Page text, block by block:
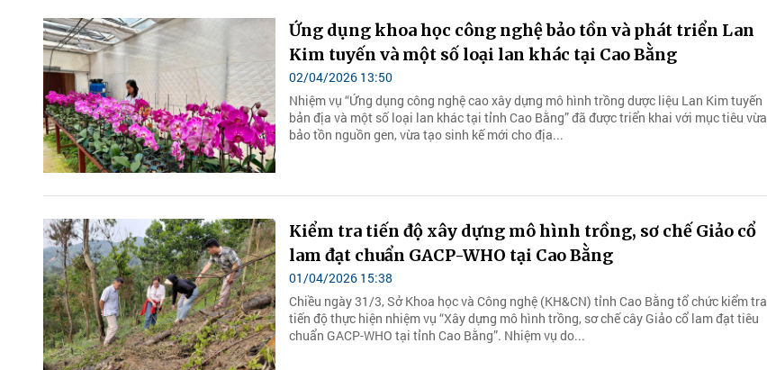
Ứng dụng khoa học công nghệ bảo tồn và phát triển Lan
Kim tuyến và một số loại lan khác tại Cao Bằng
02/04/2026 13:50
Nhiệm vụ “Ứng dụng công nghệ cao xây dựng mô hình trồng dược liệu Lan Kim tuyến
bản địa và một số loại lan khác tại tỉnh Cao Bằng” đã được triển khai với mục tiêu vừa
bảo tồn nguồn gen, vừa tạo sinh kế mới cho địa...
Kiểm tra tiến độ xây dựng mô hình trồng, sơ chế Giảo cổ
lam đạt chuẩn GACP-WHO tại Cao Bằng
01/04/2026 15:38
Chiều ngày 31/3, Sở Khoa học và Công nghệ (KH&CN) tỉnh Cao Bằng tổ chức kiểm tra
tiến độ thực hiện nhiệm vụ “Xây dựng mô hình trồng, sơ chế cây Giảo cổ lam đạt tiêu
chuẩn GACP-WHO tại tỉnh Cao Bằng”. Nhiệm vụ do...